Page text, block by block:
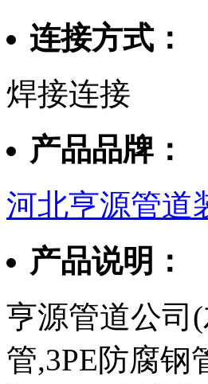
连接方式：
焊接连接
产品品牌：
河北亨源管道
产品说明：
亨源管道公司
管,3PE防腐钢